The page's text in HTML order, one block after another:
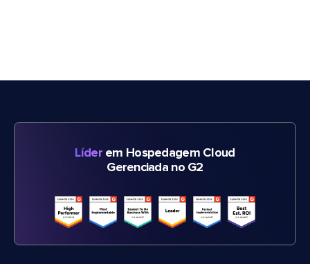
Líderem Hospedagem Cloud
Gerenciada no G2